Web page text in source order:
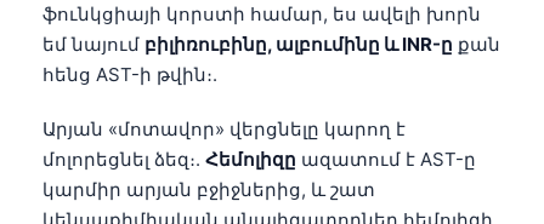
ֆունկցիայի կորստի համար, ես ավելի խորն
եմ նայում բիլիռուբինը, ալբումինը և INR-ը քան
հենց AST-ի թվին։.
Արյան «մոտավոր» վերցնելը կարող է
մոլորեցնել ձեզ։. Հեմոլիզը ազատում է AST-ը
կարմիր արյան բջիջներից, և շատ